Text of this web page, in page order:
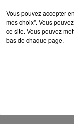
de 14h
Vous pouvez accepter
mes choix". Vous
ce site. Vous pouvez
bas de chaque page.